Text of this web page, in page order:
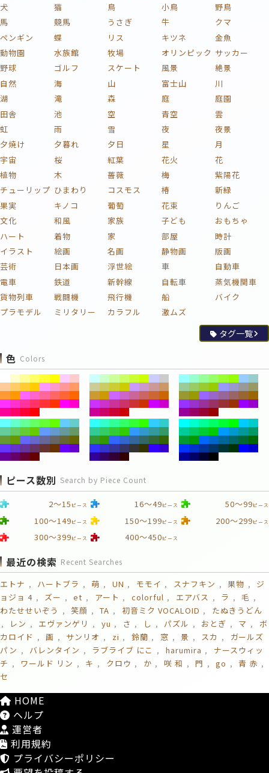
犬
猫 鳥 小鳥
野鳥
馬
競馬 うさぎ 牛
クマ
ペンギン
蝶 リス キツネ
金魚
動物園
水族館 牧場 オリンピック サッカー
野球
ゴルフ スケート 風景
絶景
自然
海 山 富士山
川
湖
滝 森 庭
庭園
田舎
池 空 青空
雲
虹
雨 雪 夜
夜景
夕焼け
夕暮れ 夕日 星
月
宇宙
桜 紅葉 花火
花
植物
木 薔薇 梅
紫陽花
チューリップ ひまわり コスモス 椿
新緑
果実
キノコ 葡萄 花束
りんご
文化
和風 家族 子ども
おもちゃ
ハート
着物 家 部屋
時計
イラスト
絵画 名画 静物画
版画
芸術
日本画 浮世絵 車
自動車
電車
鉄道 新幹線 自転車
蒸気機関車
貨物列車
戦闘機 飛行機 船
バイク
プラモデル
ミリタリー カラフル 激ムズ
タグ一覧
色 Colors
ピース数別 Search by Piece Count
2～15 ピース 16～49ピース 50～99ピース
100～149ピース 150～199ピース 200～299ピース
300～399ピース 400～450ピース
最近の検索 Recent Searches
エトナ ハートブラ 萌 UN モモイ スナフキン 果物
ジ
ョジョ 4
ズー et アート colorful エアバス ラ
毛
わたせせいぞう
笑顔 TA 初音ミク VOCALOID
たぬきうどん
レン
エヴァンゲリ yu さ し パズル おとぎ マ
ボ
カロイド
画 サンリオ zi 鈴蘭 窓 景 スカ
ガールズ
パン
バレンタイン ラブライブ にこ harumira
ナースウィッ
チ
ワールド リン キ クロウ か 咲 和 門 go
青 赤
セ
HOME
ヘルプ
運営者
利用規約
プライバシーポリシー